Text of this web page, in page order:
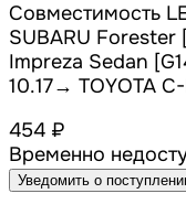
Совместимость
SUBARU Forester
Impreza Sedan
10.17→ TOYOTA
454 ₽
Временно
Уведомить о